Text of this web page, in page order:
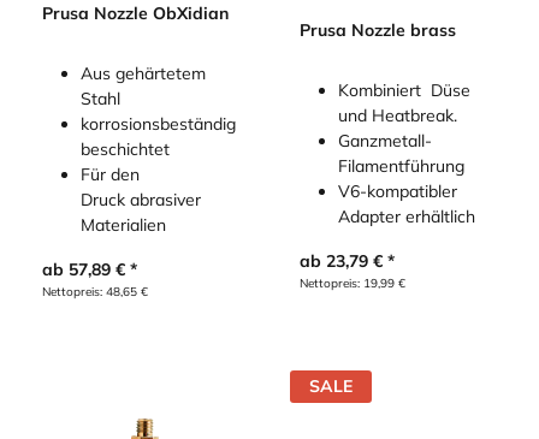
Prusa Nozzle ObXidian
Aus gehärtetem
Stahl
korrosionsbeständig
beschichtet
Für den
Druck abrasiver
Materialien
ab 57,89 €
Nettopreis: 48,65 €
Prusa Nozzle brass
Kombiniert Düse
und Heatbreak.
Ganzmetall-
Filamentführung
V6-kompatibler
Adapter erhältlich
ab 23,79€
Nettopreis: 19,99€
SALE